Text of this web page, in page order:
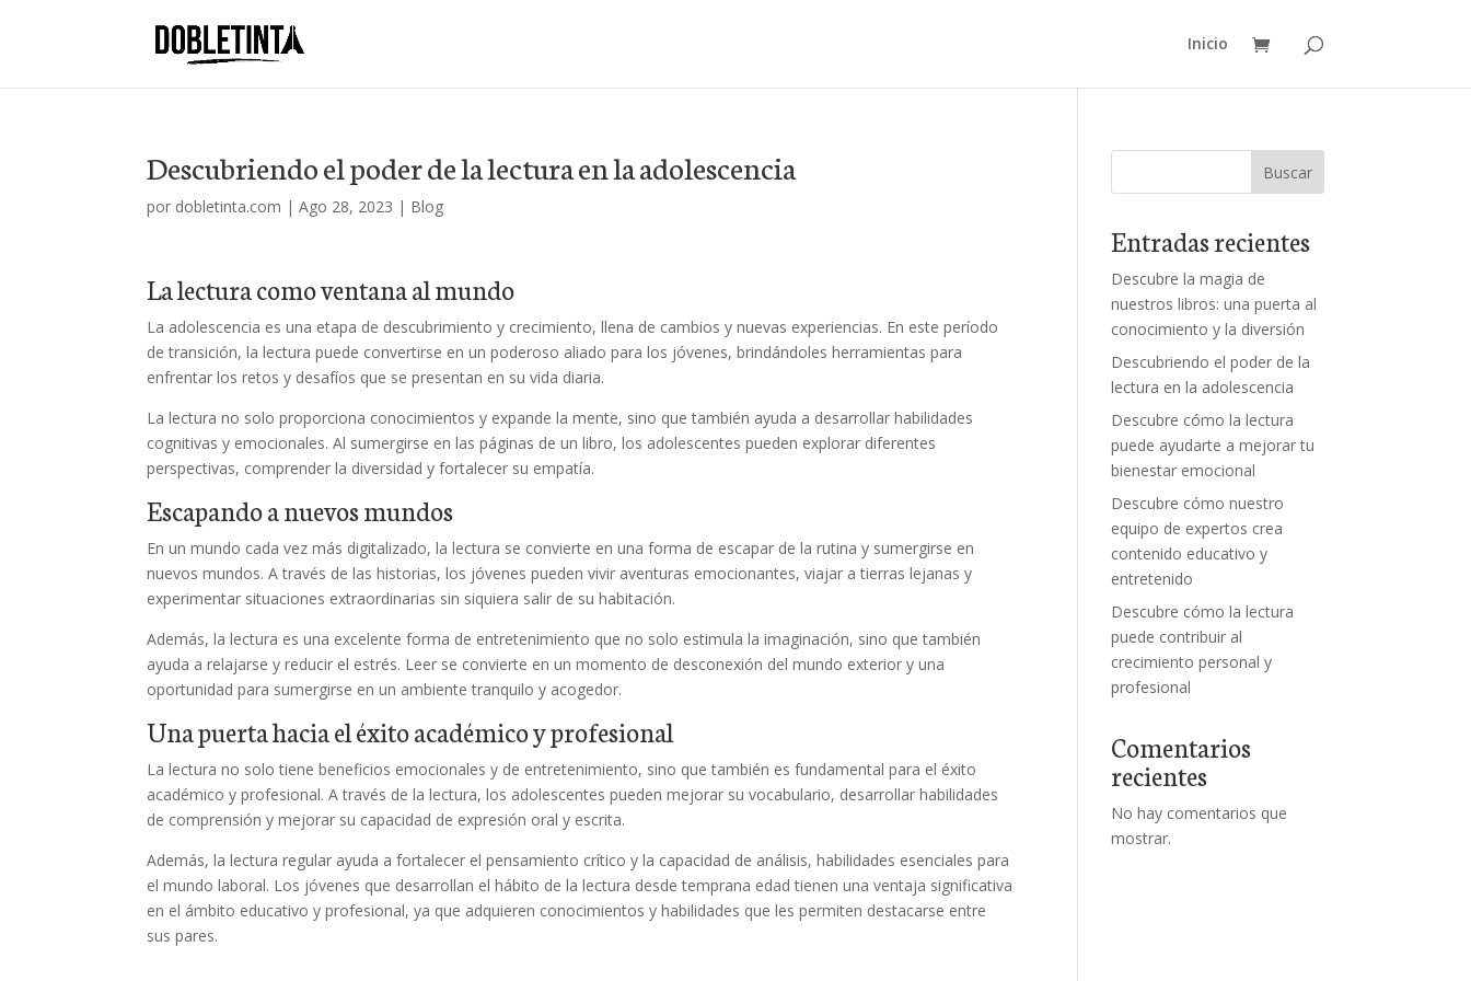
Inicio
Descubriendo el poder de la lectura en la adolescencia
por dobletinta.com |Ago 28, 2023 | Blog
La lectura como ventana al mundo
La adolescencia es una etapa de descubrimiento y crecimiento, llena de cambios y nuevas experiencias. En este período
de transición, la lectura puede convertirse en un poderoso aliado para los jóvenes, brindándoles herramientas para
enfrentar los retos y desafíos que se presentan en su vida diaria.
La lectura no solo proporciona conocimientos y expande la mente, sino que también ayuda a desarrollar habilidades
cognitivas y emocionales. Al sumergirse en las páginas de un libro, los adolescentes pueden explorar diferentes
perspectivas, comprender la diversidad y fortalecer su empatía.
Escapando a nuevos mundos
En un mundo cada vez más digitalizado, la lectura se convierte en una forma de escapar de la rutina y sumergirse en
nuevos mundos. A través de las historias, los jóvenes pueden vivir aventuras emocionantes, viajar a tierras lejanas y
experimentar situaciones extraordinarias sin siquiera salir de su habitación.
Además, la lectura es una excelente forma de entretenimiento que no solo estimula la imaginación, sino que también
ayuda a relajarse y reducir el estrés. Leer se convierte en un momento de desconexión del mundo exterior y una
oportunidad para sumergirse en un ambiente tranquilo y acogedor.
Una puerta hacia el éxito académico y profesional
La lectura no solo tiene beneficios emocionales y de entretenimiento, sino que también es fundamental para el éxito
académico y profesional. A través de la lectura, los adolescentes pueden mejorar su vocabulario, desarrollar habilidades
de comprensión y mejorar su capacidad de expresión oral y escrita.
Además, la lectura regular ayuda a fortalecer el pensamiento crítico y la capacidad de análisis, habilidades esenciales para
el mundo laboral. Los jóvenes que desarrollan el hábito de la lectura desde temprana edad tienen una ventaja significativa
en el ámbito educativo y profesional, ya que adquieren conocimientos y habilidades que les permiten destacarse entre
sus pares.
Buscar
Entradas recientes
Descubre la magia de
nuestros libros: una puerta al
conocimiento y la diversión
Descubriendo el poder de la
lectura en la adolescencia
Descubre cómo la lectura
puede ayudarte a mejorar tu
bienestar emocional
Descubre cómo nuestro
equipo de expertos crea
contenido educativo y
entretenido
Descubre cómo la lectura
puede contribuir al
crecimiento personal y
profesional
Comentarios
recientes
No hay comentarios que
mostrar.